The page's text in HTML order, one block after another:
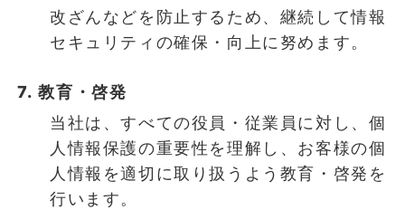
改ざんなどを防止するため、継続して情報
セキュリティの確保・向上に努めます。
7. 教育・啓発
当社は、すべての役員・従業員に対し、個
人情報保護の重要性を理解し、お客様の個
人情報を適切に取り扱うよう教育・啓発を
行います。